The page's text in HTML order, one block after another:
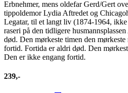
Erbnehmer, mens oldefar Gerd/Gert
tippoldemor Lydia Aftredet og
Legatar, til et langt liv (1874-1964,
raseri på den tidligere
død. Den mørkeste timen den
fortid. Fortida er aldri død. Den
Den er ikke engang fortid.
239,-